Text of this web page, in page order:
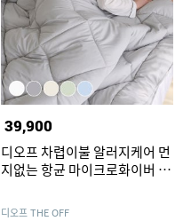
39,900
디오프 차렵이불 알러지케어 먼
지없는 항균 마이크로화이버 사
디오프 THE OFF